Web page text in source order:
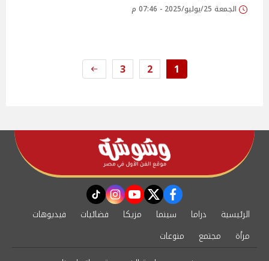
الجمعة 25/يوليو/2025 - 07:46 م
1
2
3
facebook
twitter
youtube
instagram
tiktok
الرئيسية دراما سينما مزيكا فضائيات
فيديوهات
مرأة
مجتمع
منوعات